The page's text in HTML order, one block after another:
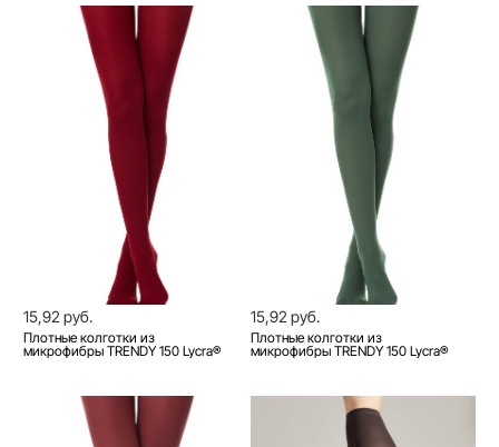
15,92 руб.
Плотные колготки из
микрофибры TRENDY 150 Lycra®
15,92 руб.
Плотные колготки из
микрофибры TRENDY 150 Lycra®